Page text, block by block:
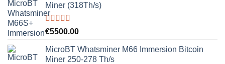
Miner (318Th/s)
Rated5.00
€5500.00
MicroBT Whatsminer M66 Immersion Bitcoin
Miner 250-278 Th/s